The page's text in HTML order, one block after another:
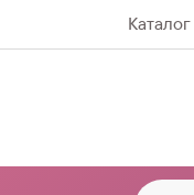
Каталог